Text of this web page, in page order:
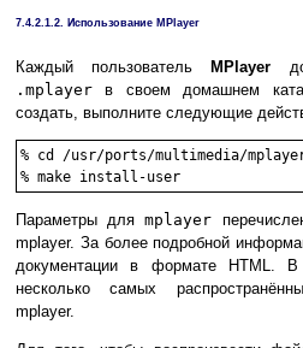
7.4.2.1.2. Использование MPlayer
Каждый пользователь MPlayer
.mplayer в своем домашнем
создать, выполните следующие
% cd /usr/ports/multimedia/
% make install-user
Параметры дляmplayer
mplayer. За более подробной
документации в формате HTML.
несколько самых
mplayer.